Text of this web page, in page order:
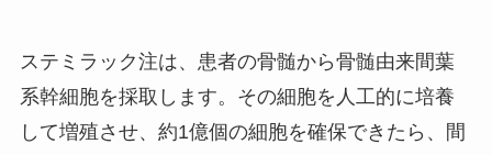
ステミラック注は、患者の骨髄から骨髄由来間葉
系幹細胞を採取します。その細胞を人工的に培養
して増殖させ、約1億個の細胞を確保できたら、間